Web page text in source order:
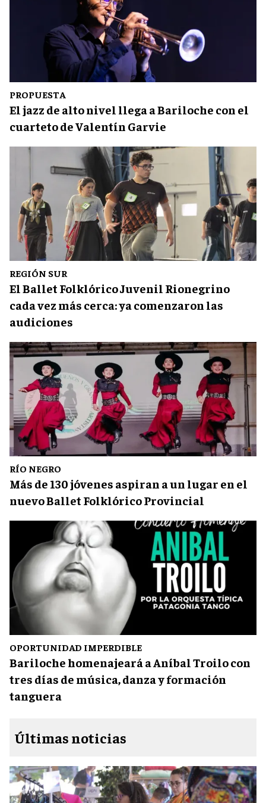
PROPUESTA
El jazz de alto nivel llega a Bariloche con el
cuarteto de Valentín Garvie
REGIÓN SUR
El Ballet Folklórico Juvenil Rionegrino
cada vez más cerca: ya comenzaron las
audiciones
RÍO NEGRO
Más de 130 jóvenes aspiran a un lugar en el
nuevo Ballet Folklórico Provincial
OPORTUNIDAD IMPERDIBLE
Bariloche homenajeará a Aníbal Troilo con
tres días de música, danza y formación
tanguera
Últimas noticias